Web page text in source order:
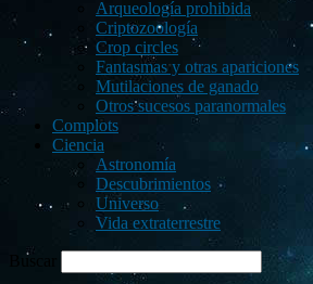
Arqueología prohibida
Criptozoología
Crop circles
Fantasmas y otras apariciones
Mutilaciones de ganado
Otros sucesos paranormales
Complots
Ciencia
Astronomía
Descubrimientos
Universo
Vida extraterrestre
Buscar